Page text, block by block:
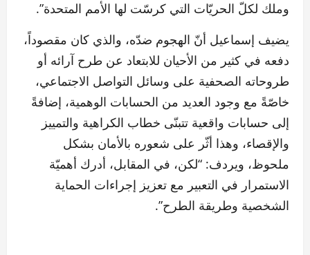
وملك لكلّ الحريّات التي كرسّت لها الأمم المتحدة”.
يضيف إسماعيل أنّ الهجوم ضدّه، والذي كان مقصوداً،
دفعه في كثير من الأحيان للابتعاد عن طرح آرائه أو
طروحاته الصحفية على وسائل التواصل الاجتماعي،
خاصّةً مع وجود العديد من الحسابات الوهمية، إضافةً
إلى حسابات واقعية تتبنّى خطاب الكراهية والتمييز
والإقصاء، وهذا أثّر على شعوره بالأمان بشكل
ملحوظ، ويردف: “لكن، في المقابل، أدرك أهميّة
الاستمرار في التعبير مع تعزيز إجراءات الحماية
الشخصية وطريقة الطرح”.